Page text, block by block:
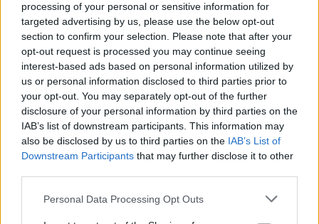
processing of your personal or sensitive information for
targeted advertising by us, please use the below opt-out
section to confirm your selection. Please note that after your
opt-out request is processed you may continue seeing
interest-based ads based on personal information utilized by
us or personal information disclosed to third parties prior to
your opt-out. You may separately opt-out of the further
disclosure of your personal information by third parties on the
IAB’s list of downstream participants. This information may
also be disclosed by us to third parties on the IAB’s List of
Downstream Participants that may further disclose it to other
Please note that this website/app uses one or more Google
Personal Data Processing Opt Outs
Puglia Uno
Publikus Team 2026. április 10.
Robert L. May amerikai reklámszakember 1939-ben
írta meg Rudolf, a piros orrú rénszarvas történetét,
aminek legendája szerint a Lappföldön élő ...